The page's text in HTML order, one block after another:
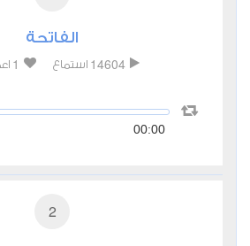
الفاتحة
14604 استماع 1
00:00
2